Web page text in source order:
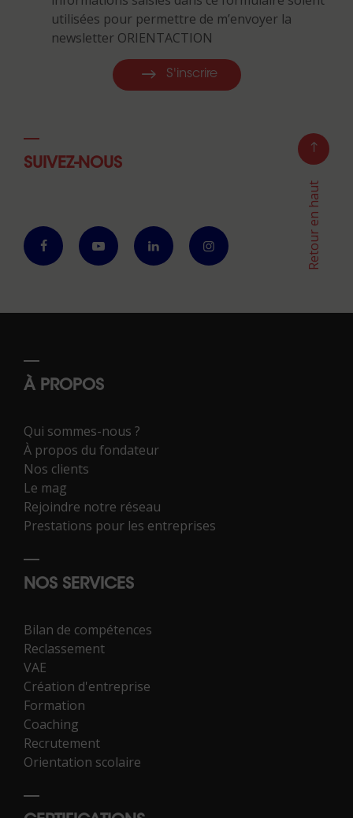
utilisées pour permettre de m’envoyer la
newsletter ORIENTACTION
S'inscrire
SUIVEZ-NOUS
Retour en haut
À PROPOS
Qui sommes-nous ?
À propos du fondateur
Nos clients
Le mag
Rejoindre notre réseau
Prestations pour les entreprises
NOS SERVICES
Bilan de compétences
Reclassement
VAE
Création d'entreprise
Formation
Coaching
Recrutement
Orientation scolaire